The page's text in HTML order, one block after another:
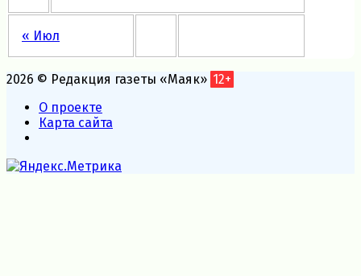
« Июл
2026 © Редакция газеты «Маяк» 12+
О проекте
Карта сайта